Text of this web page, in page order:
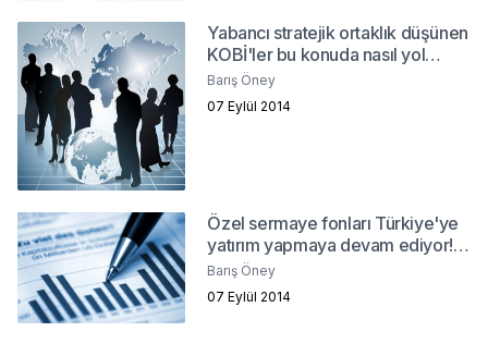
Yabancı stratejik ortaklık düşünen
KOBİ'ler bu konuda nasıl yol
alabilirler?
Barış Öney
07 Eylül 2014
Özel sermaye fonları Türkiye'ye
yatırım yapmaya devam ediyor!
Neden?
Barış Öney
07 Eylül 2014